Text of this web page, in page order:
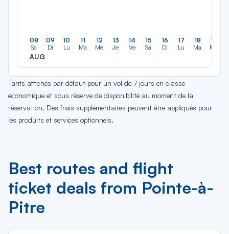
08
Sa
AUG
09
Di
10
Lu
11
Ma
12
Me
13
Je
14
Ve
15
Sa
16
Di
17
Lu
18
Ma
19
Me
Tarifs affichés par défaut pour un vol de 7 jours en classe
économique et sous réserve de disponibilité au moment de la
réservation. Des frais supplémentaires peuvent être appliqués pour
les produits et services optionnels.
Best routes and flight
ticket deals from Pointe-à-
Pitre